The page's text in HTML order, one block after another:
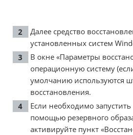
Далее средство
установленных систем
В окне «Параметры
операционную систему
умолчанию используются
восстановления.
Если необходимо
помощью резервного
активируйте пункт